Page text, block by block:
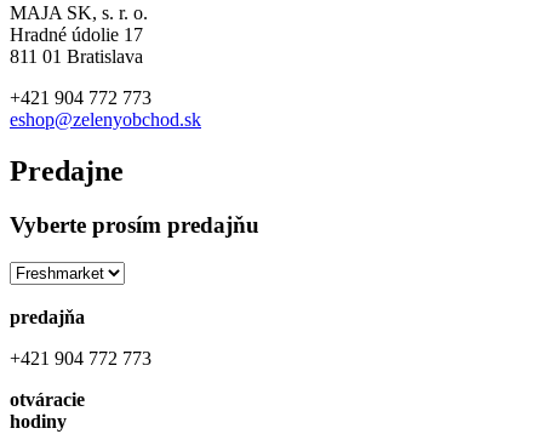
MAJA SK, s. r. o.
Hradné údolie 17
811 01 Bratislava
+421 904 772 773
eshop@zelenyobchod.sk
Predajne
Vyberte prosím predajňu
predajňa
+421 904 772 773
otváracie
hodiny